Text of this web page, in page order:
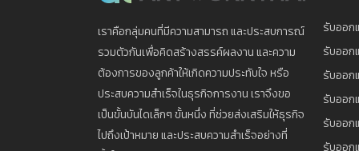
เราคือกลุ่มคนที่มีความสามารถ และประสบการณ์
รวมตัวกันเพื่อคิดสร้างสรรค์ผลงาน และความ
ต้องการของลูกค้าให้เกิดความประทับใจ หรือ
ประสบความสำเร็จในธุรกิจการงาน เราจึงขอ
เป็นขั้นบันไดเล็กๆ ขั้นหนึ่ง ที่ช่วยส่งเสริมให้ธุรกิจ
ไปถึงเป้าหมาย และประสบความสำเร็จอย่างที่
รับออก
รับออก
รับออก
รับออก
รับออก
รับออก